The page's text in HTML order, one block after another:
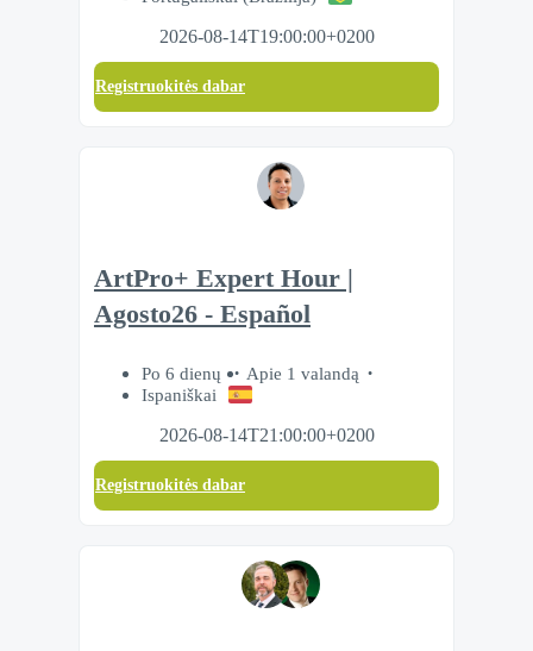
2026-08-14T19:00:00+0200
Registruokitės dabar
ArtPro+ Expert Hour |
Agosto26 - Español
Po 6 dienų
Apie 1 valandą
Ispaniškai
2026-08-14T21:00:00+0200
Registruokitės dabar